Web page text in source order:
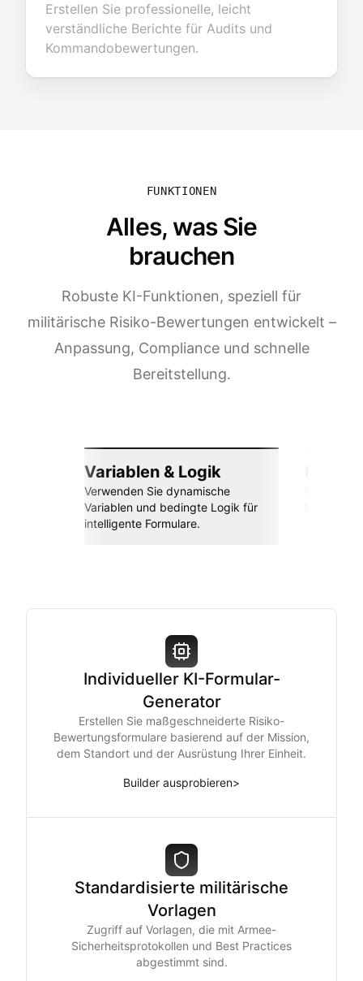
Erstellen Sie professionelle, leicht
verständliche Berichte für Audits und
Kommandobewertungen.
FUNKTIONEN
Alles, was Sie
brauchen
Robuste KI-Funktionen, speziell für
militärische Risiko-Bewertungen entwickelt –
Anpassung, Compliance und schnelle
Bereitstellung.
Variablen & Logik
Verwenden Sie dynamische
Variablen und bedingte Logik für
intelligente Formulare.
Individueller KI-Formular-
Generator
Erstellen Sie maßgeschneiderte Risiko-
Bewertungsformulare basierend auf der Mission,
dem Standort und der Ausrüstung Ihrer Einheit.
Builder ausprobieren>
Standardisierte militärische
Vorlagen
Zugriff auf Vorlagen, die mit Armee-
Sicherheitsprotokollen und Best Practices
abgestimmt sind.